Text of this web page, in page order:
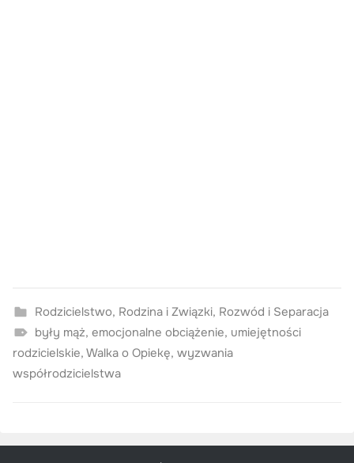
Rodzicielstwo, Rodzina i Związki, Rozwód i Separacja
były mąż, emocjonalne obciążenie, umiejętności
rodzicielskie, Walka o Opiekę, wyzwania
współrodzicielstwa